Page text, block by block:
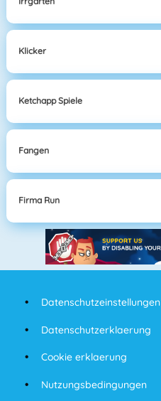
Klicker
Ketchapp Spiele
Fangen
Firma Run
Datenschutzeinstellungen
Datenschutzerklaerung
Cookie erklaerung
Nutzungsbedingungen